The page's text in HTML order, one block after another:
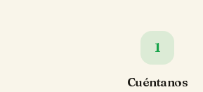
1
Cuéntanos